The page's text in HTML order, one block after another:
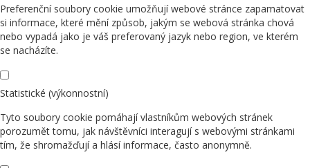
Preferenční soubory cookie umožňují webové stránce zapamatovat
si informace, které mění způsob, jakým se webová stránka chová
nebo vypadá jako je váš preferovaný jazyk nebo region, ve kterém
se nacházíte.
Statistické (výkonnostní)
Tyto soubory cookie pomáhají vlastníkům webových stránek
porozumět tomu, jak návštěvníci interagují s webovými stránkami
tím, že shromažďují a hlásí informace, často anonymně.